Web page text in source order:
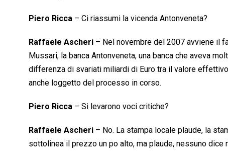
Piero Ricca – Ci riassumi la vicenda Antonveneta?
Raffaele Ascheri – Nel novembre del 2007 avviene il
Mussari, la banca Antonveneta, una banca che aveva
differenza di svariati miliardi di Euro tra il valore
anche loggetto del processo in corso.
Piero Ricca – Si levarono voci critiche?
Raffaele Ascheri – No. La stampa locale plaude, la
sottolinea il prezzo un po alto, ma plaude, nessuno dice